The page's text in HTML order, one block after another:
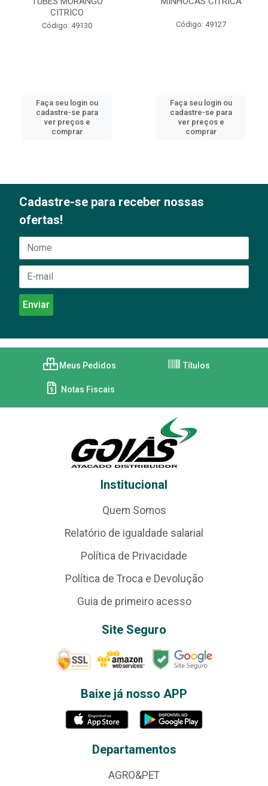
CITRICO
Código: 49130
Faça seu login ou
cadastre-se para
ver preços e
comprar
Código: 49127
Faça seu login ou
cadastre-se para
ver preços e
comprar
Cadastre-se para receber nossas
ofertas!
Meus Pedidos Títulos
Notas Fiscais
Institucional
Quem Somos
Relatório de igualdade salarial
Política de Privacidade
Política de Troca e Devolução
Guia de primeiro acesso
Site Seguro
Baixe já nosso APP
Departamentos
AGRO&PET